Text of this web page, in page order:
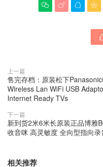
   
上一篇
售完存档：原装松下
Wireless Lan WiFi USB
Internet Ready TVs
下一篇
新到货2米6米长原装正品博雅
收音咪 高灵敏度 全向型指向
相关推荐